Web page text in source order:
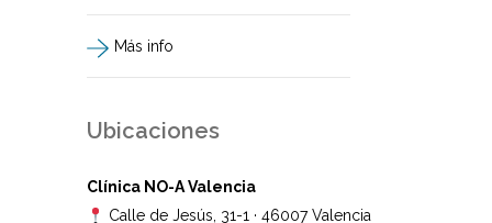
Más info
Ubicaciones
Clínica NO-A Valencia
Calle de Jesús, 31-1 · 46007 Valencia